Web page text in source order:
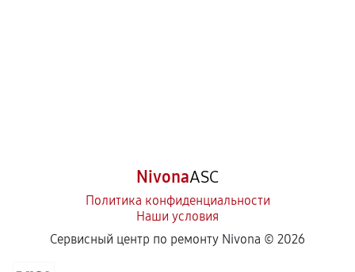
NivonaASC
Политика конфиденциальности
Наши условия
Сервисный центр по ремонту Nivona © 2026